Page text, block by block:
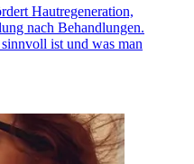
Hautregeneration,
nach Behandlungen.
ist und was man